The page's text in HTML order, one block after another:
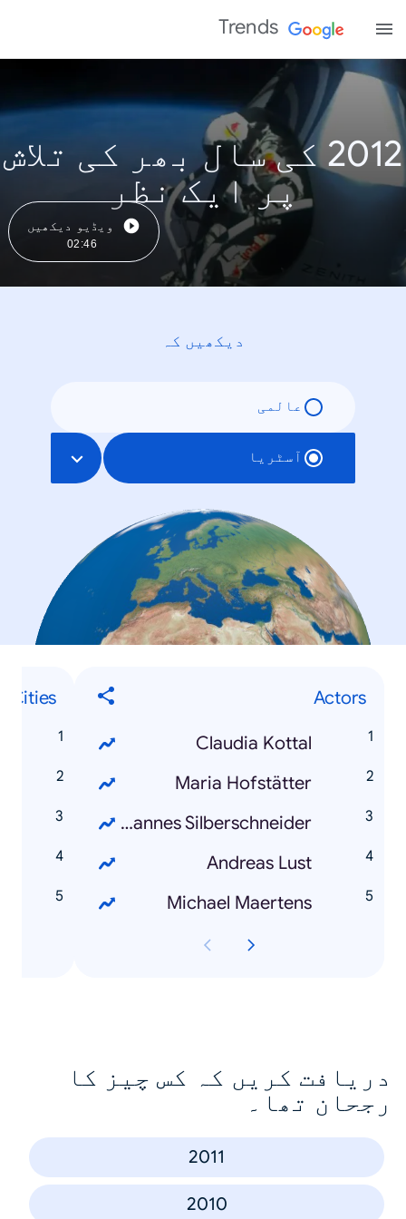
Trends
2012 کی سال بھر کی تلاش
پر ایک نظر
ویڈیو دیکھیں
02:46
دیکھیں کہ
عالمی
آسٹریا
Actors
Claudia Kottal
Maria Hofstätter
Johannes Silberschneider
Andreas Lust
Michael Maertens
Cities
دریافت کریں کہ کس چیز کا
رجحان تھا۔
2011
2010